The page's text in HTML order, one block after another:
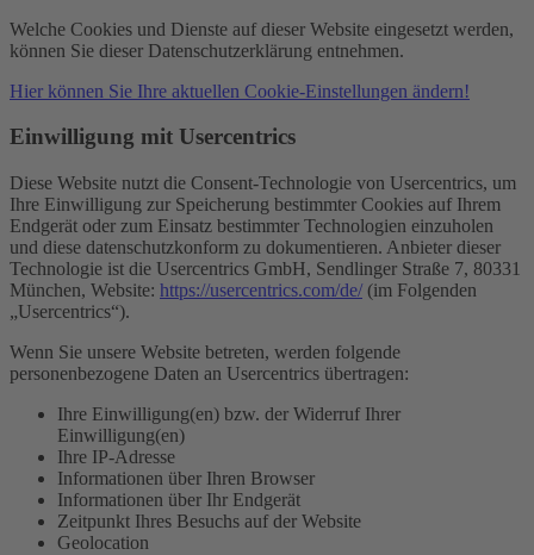
Welche Cookies und Dienste auf dieser Website eingesetzt werden,
können Sie dieser Datenschutzerklärung entnehmen.
Hier können Sie Ihre aktuellen Cookie-Einstellungen ändern!
Einwilligung mit Usercentrics
Diese Website nutzt die Consent-Technologie von Usercentrics, um
Ihre Einwilligung zur Speicherung bestimmter Cookies auf Ihrem
Endgerät oder zum Einsatz bestimmter Technologien einzuholen
und diese datenschutzkonform zu dokumentieren. Anbieter dieser
Technologie ist die Usercentrics GmbH, Sendlinger Straße 7, 80331
München, Website: https://usercentrics.com/de/ (im Folgenden
„Usercentrics“).
Wenn Sie unsere Website betreten, werden folgende
personenbezogene Daten an Usercentrics übertragen:
Ihre Einwilligung(en) bzw. der Widerruf Ihrer
Einwilligung(en)
Ihre IP-Adresse
Informationen über Ihren Browser
Informationen über Ihr Endgerät
Zeitpunkt Ihres Besuchs auf der Website
Geolocation